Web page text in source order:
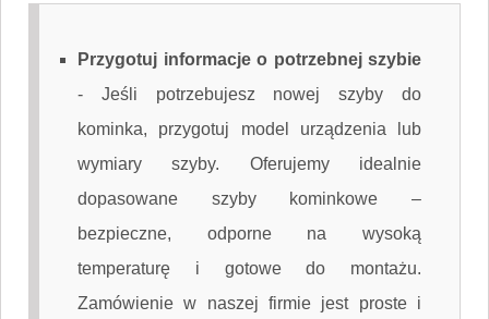
Przygotuj informacje o potrzebnej szybie
- Jeśli potrzebujesz nowej szyby do
kominka, przygotuj model urządzenia lub
wymiary szyby. Oferujemy idealnie
dopasowane szyby kominkowe –
bezpieczne, odporne na wysoką
temperaturę i gotowe do montażu.
Zamówienie w naszej firmie jest proste i